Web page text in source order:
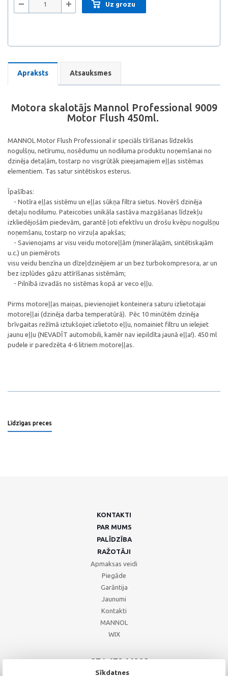
Uz grozu
Apraksts Atsauksmes
Motora skalotājs Mannol Professional 9009
Motor Flush 450ml.
MANNOL Motor Flush Professional ir speciāls tīrīšanas līdzeklis
nogulšņu, netīrumu, nosēdumu un nodiluma produktu noņemšanai no
dzinēja detaļām, tostarp no visgrūtāk pieejamajiem eļļas sistēmas
elementiem. Tas satur sintētiskos esterus.
Īpašības:
- Notīra eļļas sistēmu un eļļas sūkņa filtra sietus. Novērš dzinēja
detaļu nodilumu. Pateicoties unikāla sastāva mazgāšanas līdzekļu
izkliedējošām piedevām, garantē ļoti efektīvu un drošu kvēpu nogulšņu
noņemšanu, tostarp no virzuļa apakšas;
- Savienojams ar visu veidu motoreļļām (minerālajām, sintētiskajām
u.c.) un piemērots
visu veidu benzīna un dīzeļdzinējiem ar un bez turbokompresora, ar un
bez izplūdes gāzu attīrīšanas sistēmām;
- Pilnībā izvadās no sistēmas kopā ar veco eļļu.
Pirms motoreļļas maiņas, pievienojiet konteinera saturu izlietotajai
motoreļļai (dzinēja darba temperatūrā). Pēc 10 minūtēm dzinēja
brīvgaitas režīmā iztukšojiet izlietoto eļļu, nomainiet filtru un ielejiet
jaunu eļļu (NEVADĪT automobili, kamēr nav iepildīta jaunā eļļa!). 450 ml
pudele ir paredzēta 4-6 litriem motoreļļas.
Līdzīgas preces
KONTAKTI
PAR MUMS
PALĪDZĪBA
RAŽOTĀJI
Apmaksas veidi
Piegāde
Garāntija
Jaunumi
Kontakti
MANNOL
WIX
+371 67244008
+371 67271055
Sīkdatnes